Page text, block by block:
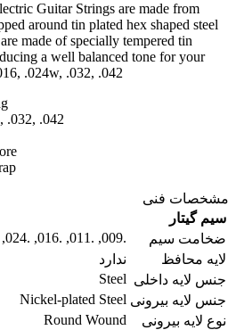
Guitar Strings are made from
around tin plated hex shaped steel
made of specially tempered tin
a well balanced tone for your
.024w, .032, .042
.032, .042
مشخصات فنی
سیم گیتار
ضخامت سیم
.009, .011, .016, .024, .032, .042
لایه محافظ
ندارد
جنس لایه داخلی Steel
جنس لایه بیرونی Nickel-plated Steel
نوع لایه بیرونی
Round Wound